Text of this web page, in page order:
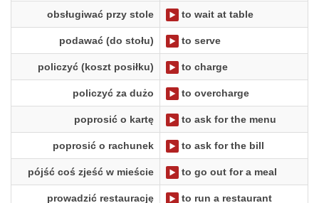
obsługiwać przy stole to wait at table
podawać (do stołu) to serve
policzyć (koszt posiłku) to charge
policzyć za dużo to overcharge
poprosić o kartę to ask for the menu
poprosić o rachunek to ask for the bill
pójść coś zjeść w mieście to go out for a meal
prowadzić restaurację to run a restaurant